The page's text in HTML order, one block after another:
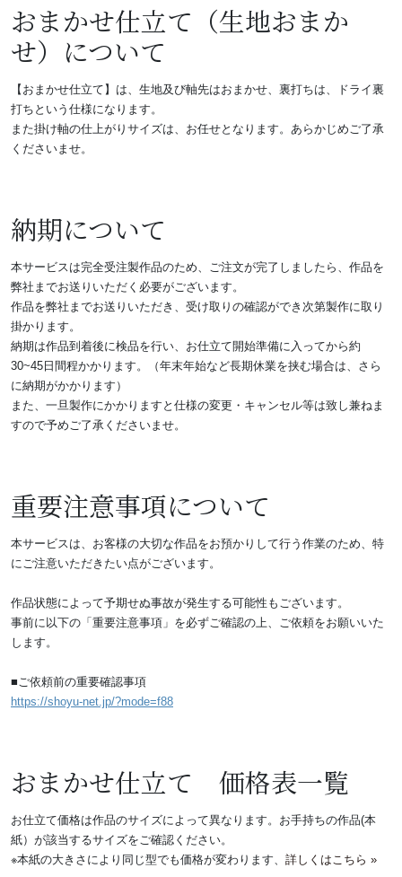
おまかせ仕立て（生地おまか
せ）について
【おまかせ仕立て】は、生地及び軸先はおまかせ 、裏打ちは、ドライ裏
打ちという仕様になります。
また掛け軸の仕上がりサイズは、お任せとなります。あらかじめご了承
くださいませ。
納期について
本サービスは完全受注製作品のため、ご注文が完了しましたら、作品を
弊社までお送りいただく必要がございます。
作品を弊社までお送りいただき、受け取りの確認ができ次第製作に取り
掛かります。
納期は作品到着後に検品を行い、お仕立て開始準備に入ってから約
30~45日間程かかります。（年末年始など長期休業を挟む場合は、さら
に納期がかかります）
また、一旦製作にかかりますと仕様の変更・キャンセル等は致し兼ねま
すので予めご了承くださいませ。
重要注意事項について
本サービスは、お客様の大切な作品をお預かりして行う作業のため、特
にご注意いただきたい点がございます。
作品状態によって予期せぬ事故が発生する可能性もございます。
事前に以下の「重要注意事項」を必ずご確認の上、ご依頼をお願いいた
します。
■ご依頼前の重要確認事項
https://shoyu-net.jp/?mode=f88
おまかせ仕立て 価格表一覧
お仕立て価格は作品のサイズによって異なります。お手持ちの作品(本
紙）が該当するサイズをご確認ください。
※本紙の大きさにより同じ型でも価格が変わります、 詳しくはこちら »